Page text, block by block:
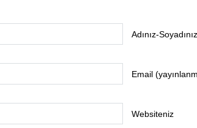
Adınız-
Email
Websiteniz